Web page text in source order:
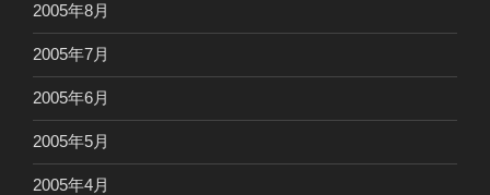
2005年8月
2005年7月
2005年6月
2005年5月
2005年4月